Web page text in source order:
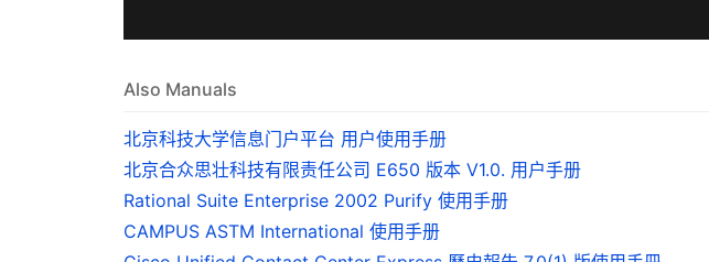
Also Manuals
北京科技大学信息门户平台 用户使用手册
北京合众思壮科技有限责任公司 E650 版本 V1.0. 用户手册
Rational Suite Enterprise 2002 Purify 使用手册
CAMPUS ASTM International 使用手册